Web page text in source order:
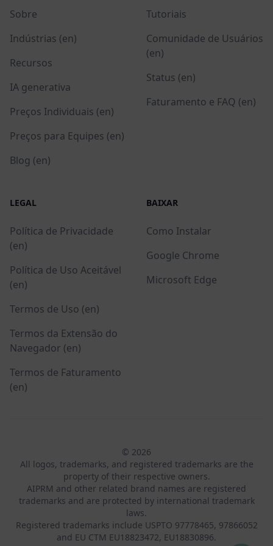
Sobre
Indústrias (en)
Recursos
IA generativa
Preços Individuais (en)
Preços para Equipes (en)
Blog (en)
Tutoriais
Comunidade de Usuários
(en)
Status (en)
Faturamento e FAQ (en)
LEGAL
Política de Privacidade
(en)
Política de Uso Aceitável
(en)
Termos de Uso (en)
Termos da Extensão do
Navegador (en)
Termos de Faturamento
(en)
BAIXAR
Como Instalar
Google Chrome
Microsoft Edge
© 2026
All logos, trademarks, and registered trademarks are the
property of their respective owners.
AIPRM and other related brand names are registered
trademarks and are protected by international trademark
laws.
Registered trademarks include USPTO 97778465, 97866052
and EU CTM EU18823472, EU18830896.